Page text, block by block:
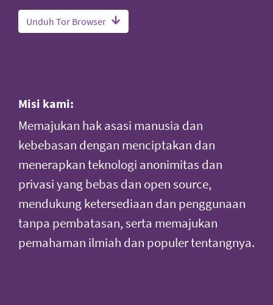
Unduh Tor Browser
Misi kami:
Memajukan hak asasi manusia dan
kebebasan dengan menciptakan dan
menerapkan teknologi anonimitas dan
privasi yang bebas dan open source,
mendukung ketersediaan dan penggunaan
tanpa pembatasan, serta memajukan
pemahaman ilmiah dan populer tentangnya.